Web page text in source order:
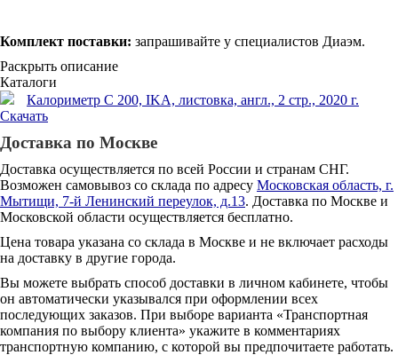
Комплект поставки: запрашивайте у специалистов Диаэм.
Раскрыть описание
Каталоги
Калориметр C 200, IKA, листовка, англ., 2 стр., 2020 г.
Скачать
Доставка по Москве
Доставка осуществляется по всей России и странам СНГ.
Возможен самовывоз со склада по адресу Московская область, г.
Мытищи, 7-й Ленинский переулок, д.13. Доставка по Москве и
Московской области осуществляется бесплатно.
Цена товара указана со склада в Москве и не включает расходы
на доставку в другие города.
Вы можете выбрать способ доставки в личном кабинете, чтобы
он автоматически указывался при оформлении всех
последующих заказов. При выборе варианта «Транспортная
компания по выбору клиента» укажите в комментариях
транспортную компанию, с которой вы предпочитаете работать.